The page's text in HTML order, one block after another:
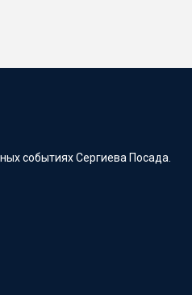
событиях Сергиева Посада.